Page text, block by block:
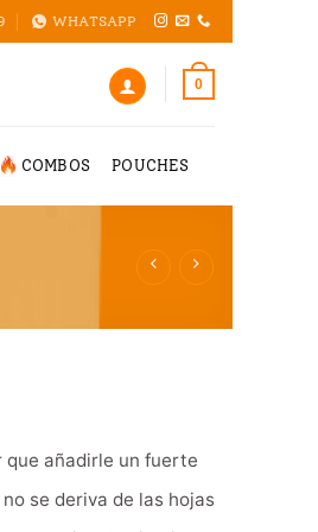
WHATSAPP
0
COMBOS POUCHES
que añadirle un fuerte
se deriva de las hojas